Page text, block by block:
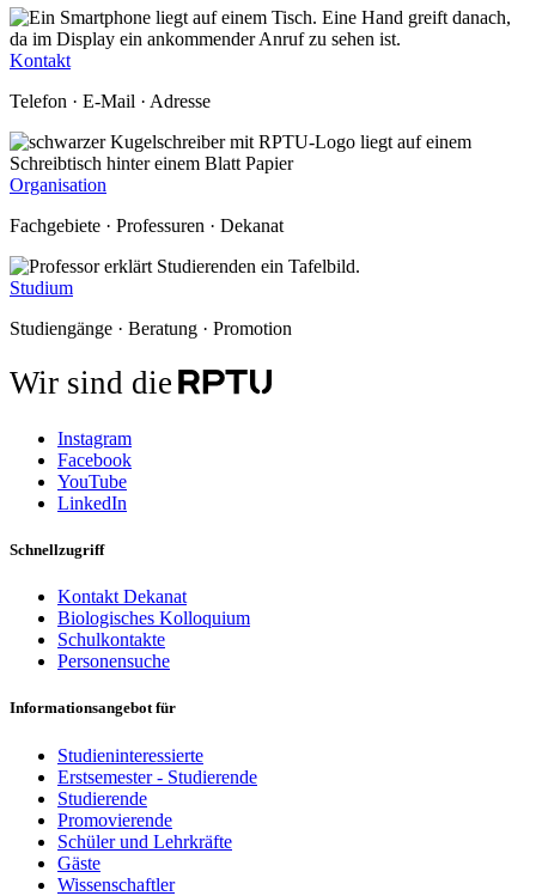
Kontakt
Telefon · E-Mail · Adresse
Organisation
Fachgebiete · Professuren · Dekanat
Studium
Studiengänge · Beratung · Promotion
Wir sind die
Instagram
Facebook
YouTube
LinkedIn
Schnellzugriff
Kontakt Dekanat
Biologisches Kolloquium
Schulkontakte
Personensuche
Informationsangebot für
Studieninteressierte
Erstsemester - Studierende
Studierende
Promovierende
Schüler und Lehrkräfte
Gäste
Wissenschaftler